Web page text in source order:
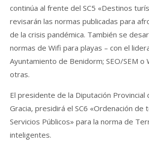
continúa al frente del SC5 «Destinos
revisarán las normas publicadas para
de la crisis pandémica. También se
normas de Wifi para playas – con el
Ayuntamiento de Benidorm; SEO/SEM
otras.
El presidente de la Diputación Provincial
Gracia, presidirá el SC6 «Ordenación
Servicios Públicos» para la norma de
inteligentes.